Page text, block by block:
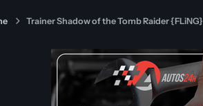
Trainer Shadow of the Tomb Raider {FLiNG}